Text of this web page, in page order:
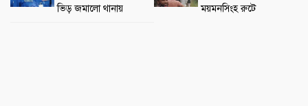
ভিড় জমালো থানায়
ময়মনসিংহ রুটে